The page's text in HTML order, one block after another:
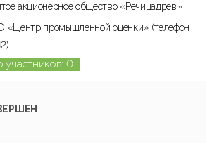
акционерное общество «Речицадрев»
«Центр промышленной оценки» (телефон
участников: 0